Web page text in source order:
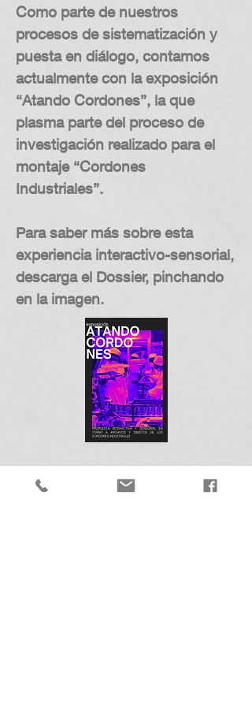
Como parte de nuestros
procesos de sistematización y
puesta en diálogo, contamos
actualmente con la exposición
“Atando Cordones”, la que
plasma parte del proceso de
investigación realizado para el
montaje “Cordones
Industriales”.
Para saber más sobre esta
experiencia interactivo-sensorial,
descarga el Dossier, pinchando
en la imagen.